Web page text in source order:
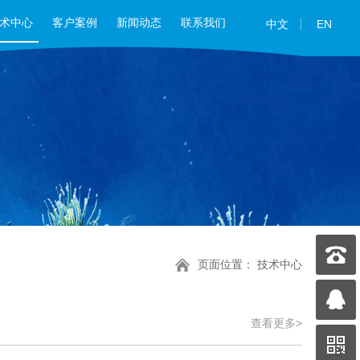
中心 客户案例 新闻动态 联系我们 中文 EN
页面位置： 技术中心
查看更多>